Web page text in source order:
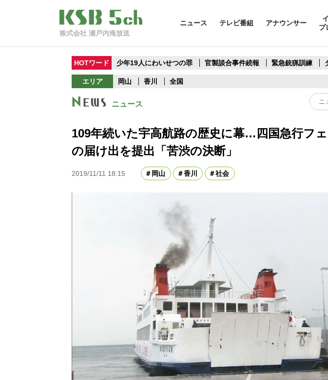
株式会社 瀬戸内海放送
ニュース テレビ番組 アナウンサー
プ
HOTワード 少年19人にわいせつの罪 官製談合事件続報 緊急銃猟訓練
エリア 岡山 香川 全国
ニュース
109年続いた宇高航路の歴史に幕…四国急行フ
の届け出を提出「苦渋の決断」
2019/11/11 18:15 岡山 香川 社会